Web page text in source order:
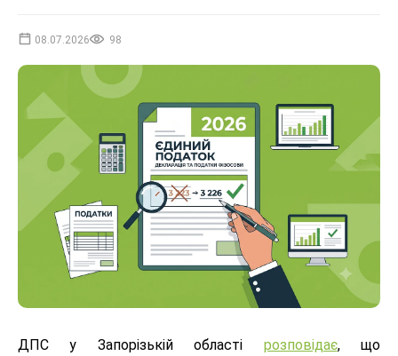
08.07.2026 98
ДПС у Запорізькій області розповідає, що